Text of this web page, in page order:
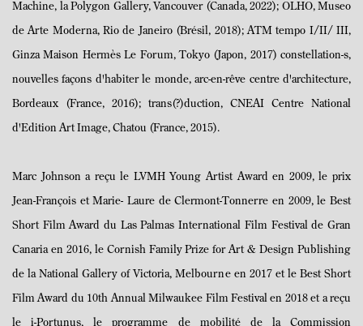
Machine, la Polygon Gallery, Vancouver (Canada, 2022); OLHO, Museo
de Arte Moderna, Rio de Janeiro (Brésil, 2018); ATM tempo I/II/ III,
Ginza Maison Hermès Le Forum, Tokyo (Japon, 2017) constellation-s,
nouvelles façons d'habiter le monde, arc-en-rêve centre d'architecture,
Bordeaux (France, 2016); trans(?)duction, CNEAI Centre National
d'Edition Art Image, Chatou (France, 2015).
Marc Johnson a reçu le LVMH Young Artist Award en 2009, le prix
Jean-François et Marie- Laure de Clermont-Tonnerre en 2009, le Best
Short Film Award du Las Palmas International Film Festival de Gran
Canaria en 2016, le Cornish Family Prize for Art & Design Publishing
de la National Gallery of Victoria, Melbourne en 2017 et le Best Short
Film Award du 10th Annual Milwaukee Film Festival en 2018 et a reçu
le i-Portunus, le programme de mobilité de la Commission